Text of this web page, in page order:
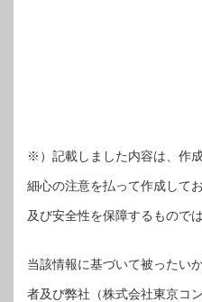
※）記載しました内容は、作
細心の注意を払って作成して
及び安全性を保障するもので
当該情報に基づいて被ったい
者及び弊社（株式会社東京コ